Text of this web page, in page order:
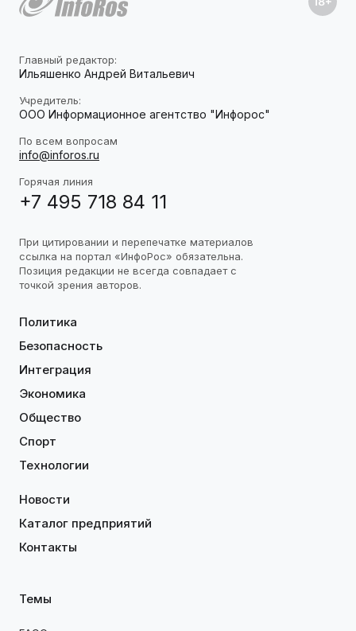
Главный редактор:
Ильяшенко Андрей Витальевич
Учредитель:
ООО Информационное агентство "Инфорос"
По всем вопросам
info@inforos.ru
Горячая линия
+7 495 718 84 11
При цитировании и перепечатке материалов
ссылка на портал «ИнфоРос» обязательна.
Позиция редакции не всегда совпадает с
точкой зрения авторов.
Политика
Безопасность
Интеграция
Экономика
Общество
Спорт
Технологии
Новости
Каталог предприятий
Контакты
Темы